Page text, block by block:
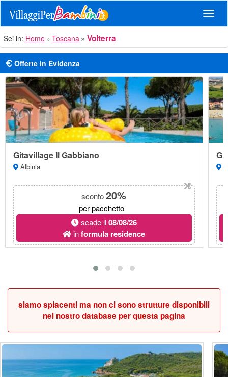
Sei in: Home Toscana Volterra
Offerte in Evidenza
Gitavillage Il Gabbiano
Albinia
sconto20%
per pacchetto
scade il08/08/26
informula residence
siamo spiacenti ma non ci sono strutture disponibili
nel nostro database per questa pagina